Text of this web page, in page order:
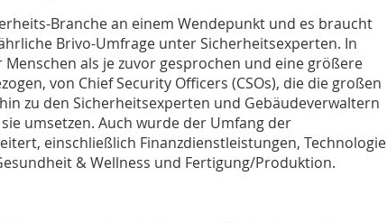
Branche an einem Wendepunkt und es braucht
Brivo-Umfrage unter Sicherheitsexperten. In
als je zuvor gesprochen und eine größere
von Chief Security Officers (CSOs), die die großen
zu den Sicherheitsexperten und Gebäudeverwaltern
umsetzen. Auch wurde der Umfang der
einschließlich Finanzdienstleistungen, Technologie
& Wellness und Fertigung/Produktion.